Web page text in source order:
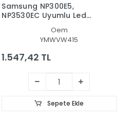
Samsung NP300E5,
NP3530EC Uyumlu Led
Oem
YMWVW415
1.547,42 TL
Sepete Ekle